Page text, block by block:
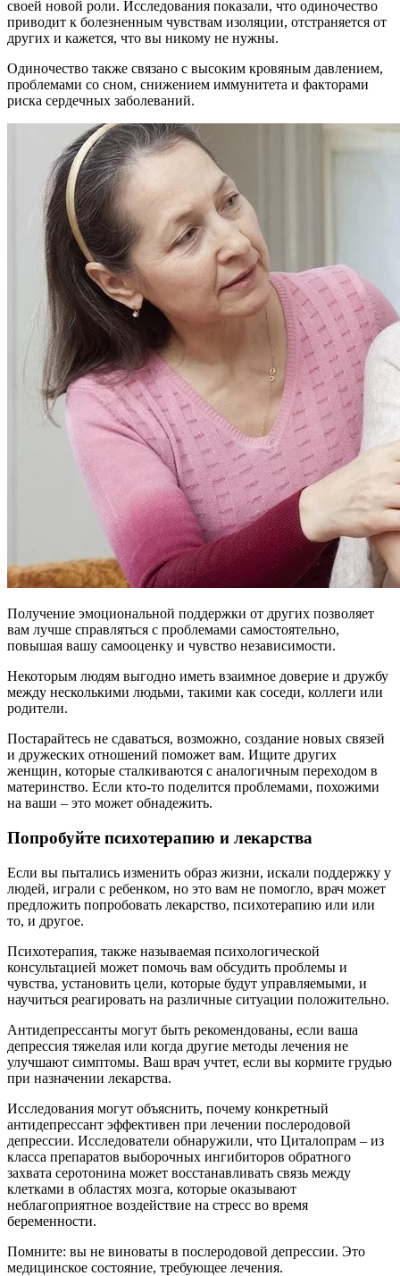
своей новой роли. Исследования показали, что одиночество
приводит к болезненным чувствам изоляции, отстраняется от
других и кажется, что вы никому не нужны.
Одиночество также связано с высоким кровяным давлением,
проблемами со сном, снижением иммунитета и факторами
риска сердечных заболеваний.
Получение эмоциональной поддержки от других позволяет
вам лучше справляться с проблемами самостоятельно,
повышая вашу самооценку и чувство независимости.
Некоторым людям выгодно иметь взаимное доверие и дружбу
между несколькими людьми, такими как соседи, коллеги или
родители.
Постарайтесь не сдаваться, возможно, создание новых связей
и дружеских отношений поможет вам. Ищите других
женщин, которые сталкиваются с аналогичным переходом в
материнство. Если кто-то поделится проблемами, похожими
на ваши – это может обнадежить.
Попробуйте психотерапию и лекарства
Если вы пытались изменить образ жизни, искали поддержку у
людей, играли с ребенком, но это вам не помогло, врач может
предложить попробовать лекарство, психотерапию или или
то, и другое.
Психотерапия, также называемая психологической
консультацией может помочь вам обсудить проблемы и
чувства, установить цели, которые будут управляемыми, и
научиться реагировать на различные ситуации положительно.
Антидепрессанты могут быть рекомендованы, если ваша
депрессия тяжелая или когда другие методы лечения не
улучшают симптомы. Ваш врач учтет, если вы кормите грудью
при назначении лекарства.
Исследования могут объяснить, почему конкретный
антидепрессант эффективен при лечении послеродовой
депрессии. Исследователи обнаружили, что Циталопрам – из
класса препаратов выборочных ингибиторов обратного
захвата серотонина может восстанавливать связь между
клетками в областях мозга, которые оказывают
неблагоприятное воздействие на стресс во время
беременности.
Помните: вы не виноваты в послеродовой депрессии. Это
медицинское состояние, требующее лечения.